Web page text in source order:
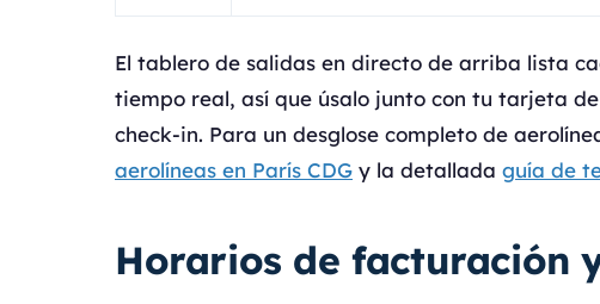
El tablero de salidas en directo de arriba lista
tiempo real, así que úsalo junto con tu tarjeta
check-in. Para un desglose completo de
aerolíneas en París CDG y la detallada guía de
Horarios de facturación